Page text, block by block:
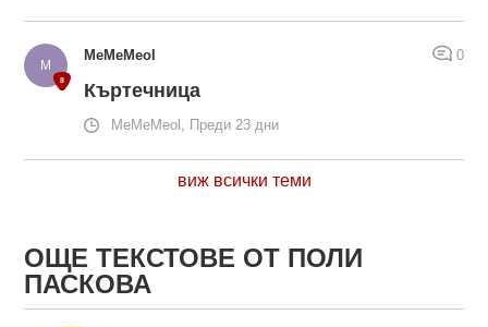
MeMeMeol 0
Къртечница
MeMeMeol, Преди 23 дни
виж всички теми
ОЩЕ ТЕКСТОВЕ ОТ ПОЛИ
ПАСКОВА